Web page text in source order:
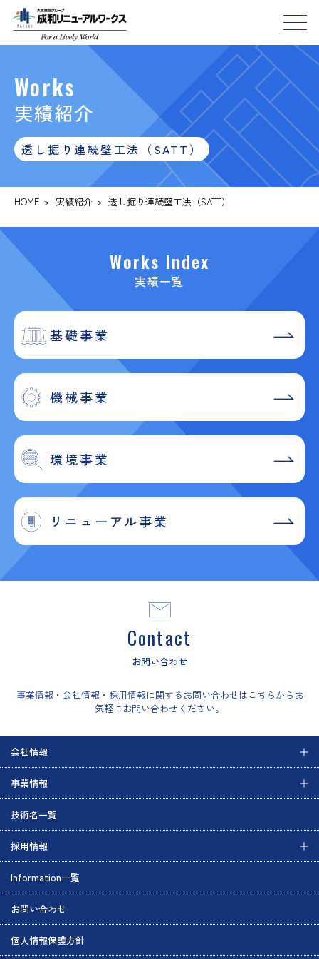
Works
実績紹介
透し掘り連続壁工法（SATT）
HOME > 実績紹介 > 透し掘り連続壁工法（SATT）
Works Index
実績一覧
基礎事業
機械事業
環境事業
リニューアル事業
Contact
お問い合わせ
事業情報・会社情報・採用情報に関するお問い合わせはこちらからお
気軽にお問い合わせください。
会社情報
事業情報
技術名一覧
採用情報
Information一覧
お問い合わせ
個人情報保護方針